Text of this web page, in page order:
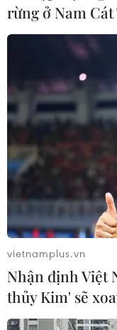
rừng ở Nam Cát
vietnamplus.vn
Nhận định Việt
thủy Kim' sẽ